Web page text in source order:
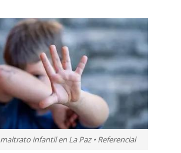
infantil en La Paz • Referencial